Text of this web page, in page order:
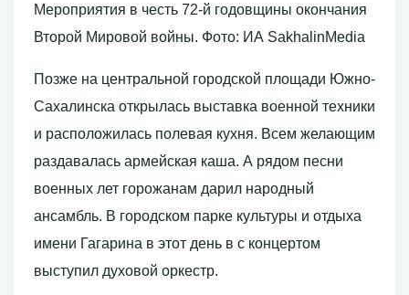
Мероприятия в честь 72-й годовщины окончания
Второй Мировой войны. Фото: ИА SakhalinMedia
Позже на центральной городской площади Южно-
Сахалинска открылась выставка военной техники
и расположилась полевая кухня. Всем желающим
раздавалась армейская каша. А рядом песни
военных лет горожанам дарил народный
ансамбль. В городском парке культуры и отдыха
имени Гагарина в этот день в с концертом
выступил духовой оркестр.